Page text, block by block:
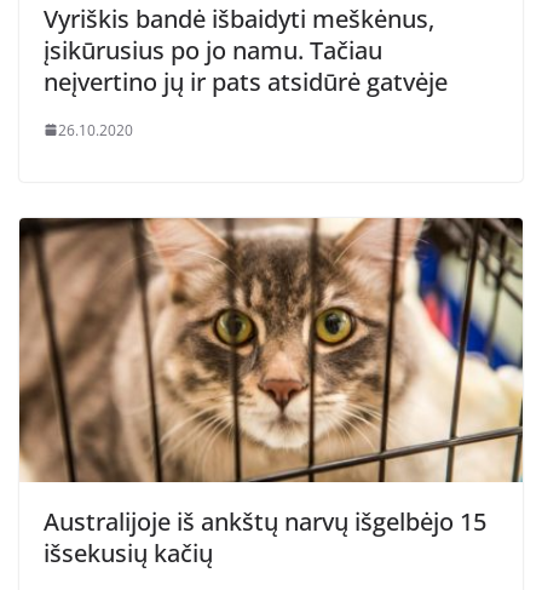
Vyriškis bandė išbaidyti meškėnus,
įsikūrusius po jo namu. Tačiau
neįvertino jų ir pats atsidūrė gatvėje
26.10.2020
Australijoje iš ankštų narvų išgelbėjo 15
išsekusių kačių